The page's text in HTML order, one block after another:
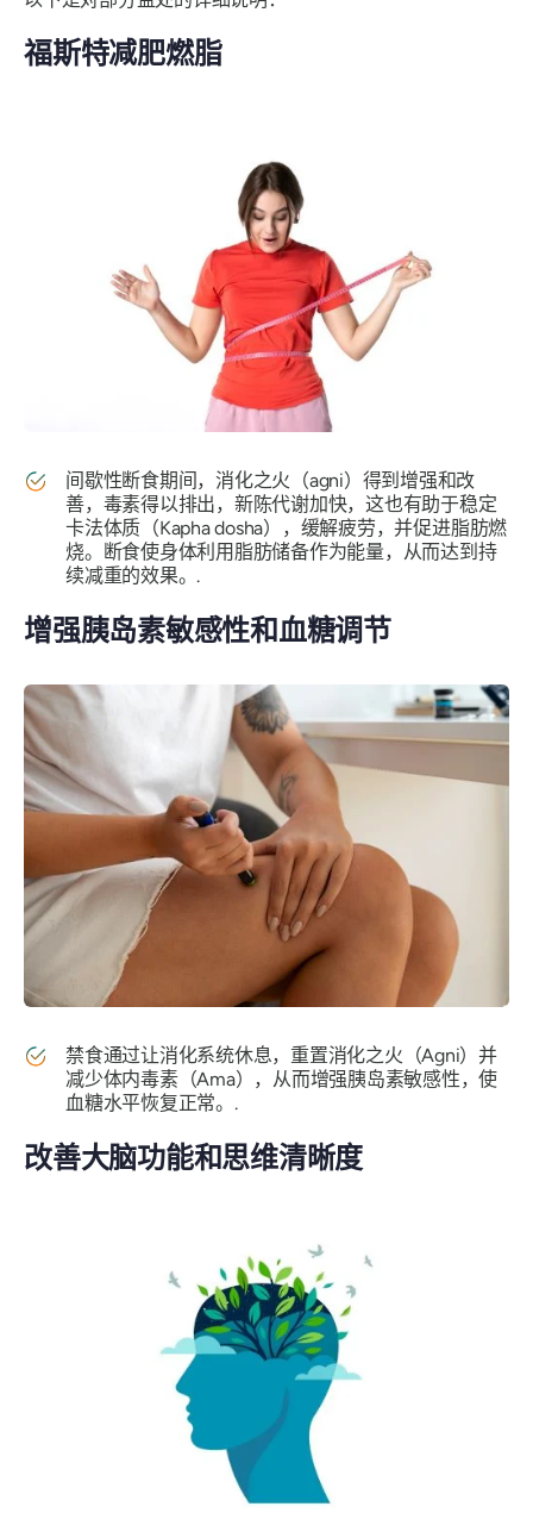
福斯特减肥燃脂
间歇性断食期间，消化之火（agni）得到增强和改
善，毒素得以排出，新陈代谢加快，这也有助于稳定
卡法体质（Kapha dosha），缓解疲劳，并促进脂肪燃
烧。断食使身体利用脂肪储备作为能量，从而达到持
续减重的效果。.
增强胰岛素敏感性和血糖调节
禁食通过让消化系统休息，重置消化之火（Agni）并
减少体内毒素（Ama），从而增强胰岛素敏感性，使
血糖水平恢复正常。.
改善大脑功能和思维清晰度